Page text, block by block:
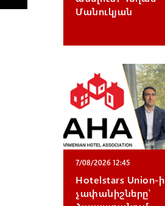
Մանուկյան
7/08/2026 12:45
Hotelstars Union-ի
չափանիշները՝